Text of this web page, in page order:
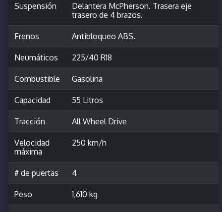
Suspensión
Delantera McPherson. Trasera eje
trasero de 4 brazos.
Frenos Antibloqueo ABS.
Neumáticos 225/40 R18
Combustible Gasolina
Capacidad 55 Litros
Tracción All Wheel Drive
Velocidad
máxima
250 km/h
# de puertas 4
Peso 1,610 kg